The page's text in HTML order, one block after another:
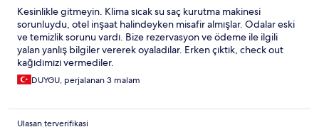
Kesinlikle gitmeyin. Klima sıcak su saç kurutma makinesi
sorunluydu, otel inşaat halindeyken misafir almışlar. Odalar eski
ve temizlik sorunu vardı. Bize rezervasyon ve ödeme ile ilgili
yalan yanlış bilgiler vererek oyaladılar. Erken çıktık, check out
kağıdımızı vermediler.
DUYGU, perjalanan 3 malam
Ulasan terverifikasi